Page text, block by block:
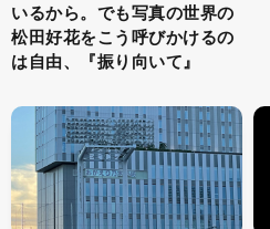
いるから。でも写真の世界の
松田好花をこう呼びかけるの
は自由、『振り向いて』